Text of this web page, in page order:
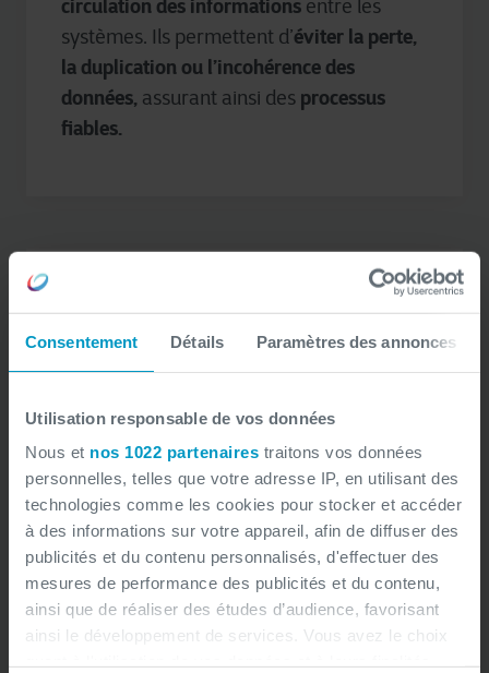
Consentement Détails Paramètres des annonces
Utilisation responsable de vos données
Nous et nos 1022 partenaires traitons vos données
personnelles, telles que votre adresse IP, en utilisant des
technologies comme les cookies pour stocker et accéder
à des informations sur votre appareil, afin de diffuser des
publicités et du contenu personnalisés, d'effectuer des
mesures de performance des publicités et du contenu,
ainsi que de réaliser des études d’audience, favorisant
ainsi le développement de services. Vous avez le choix
circulation des informations entre les
systèmes. Ils permettent d’éviter la perte,
la duplication ou l’incohérence des
données, assurant ainsi des processus
fiables.
Réduire les coûts d'implémentation
tests permettent d’éviter des corrections
coûteuseset desretards en production.Ils
favorisent un meilleur contrôle budgetaire
et des économies à long terme.